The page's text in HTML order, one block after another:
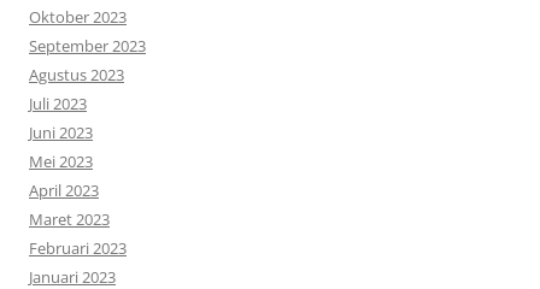
Oktober 2023
September 2023
Agustus 2023
Juli 2023
Juni 2023
Mei 2023
April 2023
Maret 2023
Februari 2023
Januari 2023